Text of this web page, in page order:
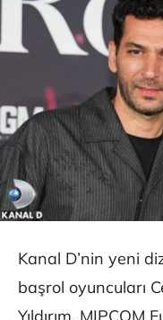
Kanal D’nin yeni
başrol oyuncuları
Yıldırım, MIPCOM